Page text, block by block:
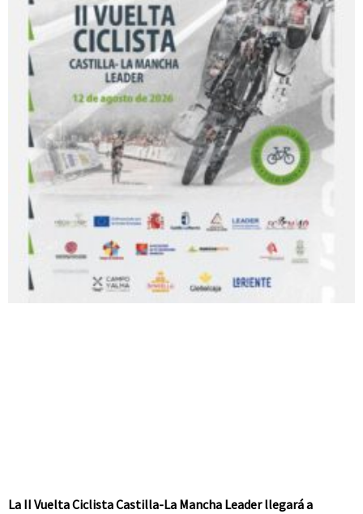
La II Vuelta Ciclista Castilla-La Mancha Leader llegará a